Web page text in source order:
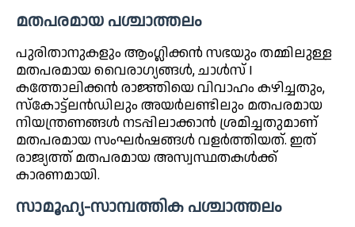
മതപരമായ പശ്ചാത്തലം
പുരിതാനുകളും ആംഗ്ലിക്കൻ സഭയും തമ്മിലുള്ള
മതപരമായ വൈരാഗ്യങ്ങൾ, ചാൾസ് I
കത്തോലിക്കൻ രാജ്ഞിയെ വിവാഹം കഴിച്ചതും,
സ്കോട്ട്‌ലൻഡിലും അയർലണ്ടിലും മതപരമായ
നിയന്ത്രണങ്ങൾ നടപ്പിലാക്കാൻ ശ്രമിച്ചതുമാണ്
മതപരമായ സംഘർഷങ്ങൾ വളർത്തിയത്. ഇത്
രാജ്യത്ത് മതപരമായ അസ്വസ്ഥതകൾക്ക്
കാരണമായി.
സാമൂഹ്യ-സാമ്പത്തിക പശ്ചാത്തലം